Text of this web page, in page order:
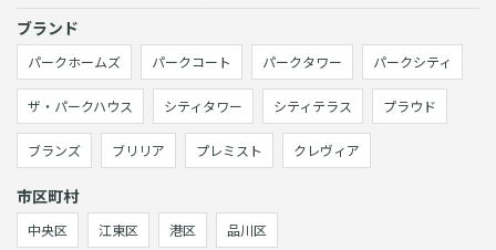
ブランド
パークホームズ パークコート パークタワー パークシティ
ザ・パークハウス シティタワー シティテラス プラウド
ブランズ ブリリア プレミスト クレヴィア
市区町村
中央区 江東区 港区 品川区